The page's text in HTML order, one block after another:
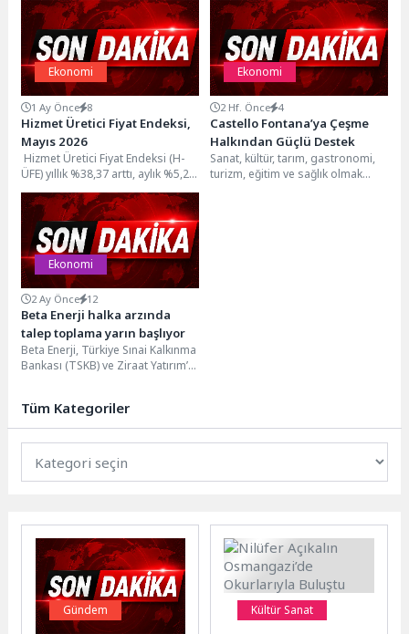
Ekonomi
1 Ay Önce 8
Hizmet Üretici Fiyat Endeksi,
Mayıs 2026
Hizmet Üretici Fiyat Endeksi (H-
ÜFE) yıllık %38,37 arttı, aylık %5,23
arttıH-ÜFE 2026 yılı Mayıs ayında...
Ekonomi
2 Hf. Önce 4
Castello Fontana’ya Çeşme
Halkından Güçlü Destek
Sanat, kültür, tarım, gastronomi,
turizm, eğitim ve sağlık olmak
Ekonomi
2 Ay Önce 12
Beta Enerji halka arzında
talep toplama yarın başlıyor
Beta Enerji, Türkiye Sınai Kalkınma
Bankası (TSKB) ve Ziraat Yatırım’ın
Tüm Kategoriler
Gündem Kültür Sanat